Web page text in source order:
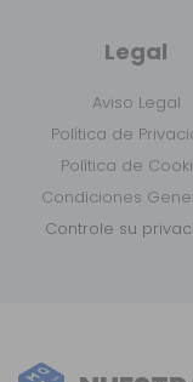
Legal
Aviso Legal
Política de
Política de
Condiciones
Controle su